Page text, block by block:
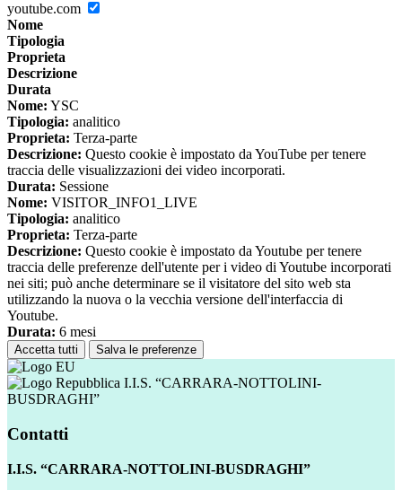
youtube.com
Nome
Tipologia
Proprieta
Descrizione
Durata
Nome: YSC
Tipologia: analitico
Proprieta: Terza-parte
Descrizione: Questo cookie è impostato da YouTube per tenere
traccia delle visualizzazioni dei video incorporati.
Durata: Sessione
Nome: VISITOR_INFO1_LIVE
Tipologia: analitico
Proprieta: Terza-parte
Descrizione: Questo cookie è impostato da Youtube per tenere
traccia delle preferenze dell'utente per i video di Youtube incorporati
nei siti; può anche determinare se il visitatore del sito web sta
utilizzando la nuova o la vecchia versione dell'interfaccia di
Youtube.
Durata: 6 mesi
Accetta tutti Salva le preferenze
I.I.S. “CARRARA-NOTTOLINI-
BUSDRAGHI”
Contatti
I.I.S. “CARRARA-NOTTOLINI-BUSDRAGHI”